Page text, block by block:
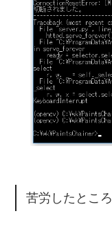
苦労したところ